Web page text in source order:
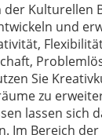
der Kulturellen
und
Sie
zu
lassen sich
Im Bereich